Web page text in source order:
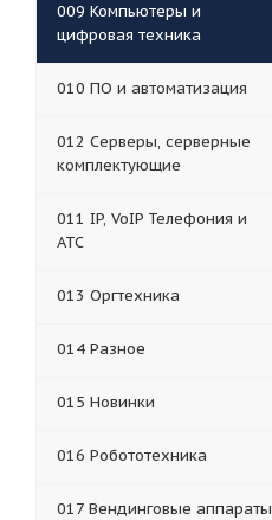
009 Компьютеры и
цифровая техника
010 ПО и автоматизация
012 Серверы, серверные
комплектующие
011 IP, VoIP Телефония и
АТС
013 Оргтехника
014 Разное
015 Новинки
016 Робототехника
017 Вендинговые аппараты